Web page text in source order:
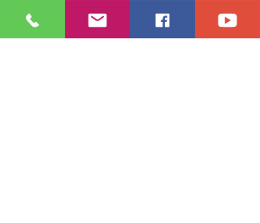
אנרגיה וכח פנימי אופי ועוצמה. יש יעד וייעוד,
שיעור ולמידה והבאת האור לשרת מתוך עוצמה